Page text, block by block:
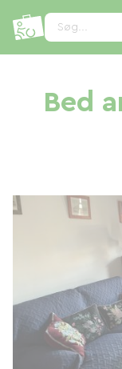
Søg...
Bed
CCookie-